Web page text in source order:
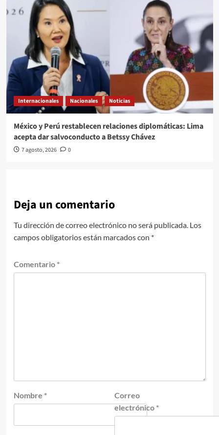
Internacionales Nacionales Noticias
México y Perú restablecen relaciones diplomáticas: Lima
acepta dar salvoconducto a Betssy Chávez
7 agosto, 2026 0
Deja un comentario
Tu dirección de correo electrónico no será publicada. Los
campos obligatorios están marcados con *
Comentario *
Nombre *
Correo
electrónico *